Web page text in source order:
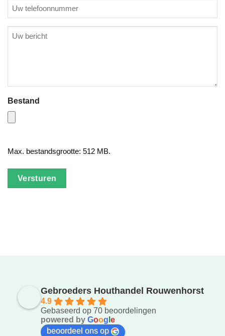
Telefoon (Vereist)
Geen
Bestand
Max. bestandsgrootte: 512 MB.
Versturen
Gebroeders Houthandel Rouwenhorst
4.9
Gebaseerd op 70 beoordelingen
powered by Goog e
beoordeel ons op